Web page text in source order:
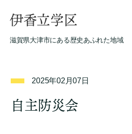
伊香立学区
滋賀県大津市にある歴史あふれた地域
2025年02月07日
自主防災会